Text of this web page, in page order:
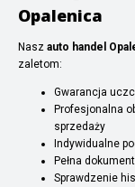
Opalenica
Nasz auto handel
zaletom:
Gwarancja
Profesjonalna
sprzedaży
Indywidualne
Pełna
Sprawdzenie